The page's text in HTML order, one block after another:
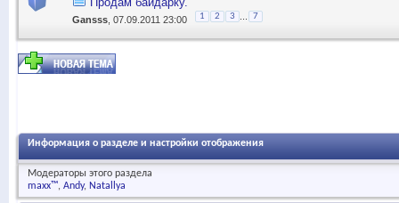
Gansss , 07.09.2011 23:00 1 2 3 7
Информация о разделе и настройки отображения
Модераторы этого раздела
maxx™ Andy Natallya